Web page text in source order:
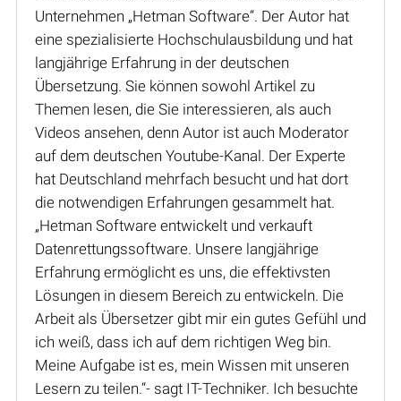
Unternehmen „Hetman Software“. Der Autor hat
eine spezialisierte Hochschulausbildung und hat
langjährige Erfahrung in der deutschen
Übersetzung. Sie können sowohl Artikel zu
Themen lesen, die Sie interessieren, als auch
Videos ansehen, denn Autor ist auch Moderator
auf dem deutschen Youtube-Kanal. Der Experte
hat Deutschland mehrfach besucht und hat dort
die notwendigen Erfahrungen gesammelt hat.
„Hetman Software entwickelt und verkauft
Datenrettungssoftware. Unsere langjährige
Erfahrung ermöglicht es uns, die effektivsten
Lösungen in diesem Bereich zu entwickeln. Die
Arbeit als Übersetzer gibt mir ein gutes Gefühl und
ich weiß, dass ich auf dem richtigen Weg bin.
Meine Aufgabe ist es, mein Wissen mit unseren
Lesern zu teilen.“- sagt IT-Techniker. Ich besuchte